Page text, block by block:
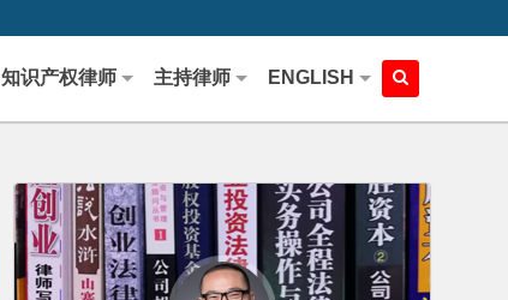
知识产权律师 主持律师 ENGLISH